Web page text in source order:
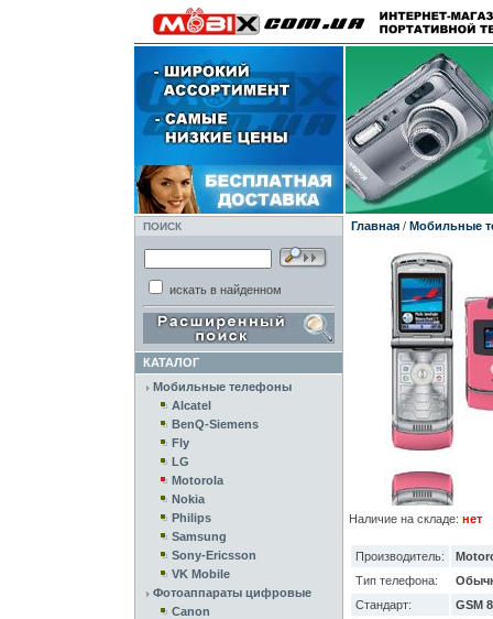
ПОИСК
искать в найденном
КАТАЛОГ
Мобильные телефоны
Alcatel
BenQ-Siemens
Fly
LG
Motorola
Nokia
Philips
Samsung
Sony-Ericsson
VK Mobile
Фотоаппараты цифровые
Canon
Главная/ Мобильные
Наличие на складе: нет
Производитель:
Тип телефона:
Стандарт:
GSM